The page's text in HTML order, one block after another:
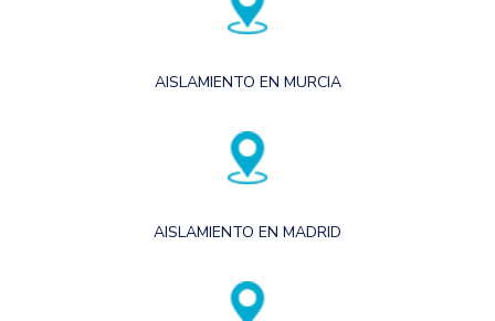
AISLAMIENTO EN MURCIA
AISLAMIENTO EN MADRID